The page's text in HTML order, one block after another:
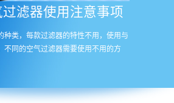
滤器使用注意事项
种类，每款过滤器的特性不用，使用与
不同的空气过滤器需要使用不用的方